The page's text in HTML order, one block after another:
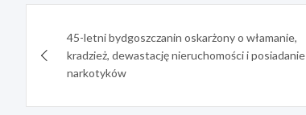
wpisu45-letni bydgoszczanin oskarżony o włamanie,
kradzież, dewastację nieruchomości i posiadanie
narkotyków